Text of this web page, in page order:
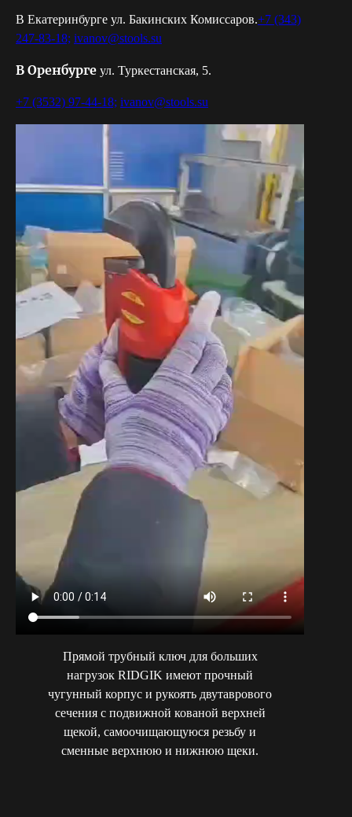
В Екатеринбурге ул. Бакинских Комиссаров.+7 (343)
247-83-18; ivanov@stools.su
В Оренбурге ул. Туркестанская, 5.
+7 (3532) 97-44-18; ivanov@stools.su
Прямой трубный ключ для больших
нагрузок RIDGIK имеют прочный
чугунный корпус и рукоять двутаврового
сечения с подвижной кованой верхней
щекой, самоочищающуюся резьбу и
сменные верхнюю и нижнюю щеки.